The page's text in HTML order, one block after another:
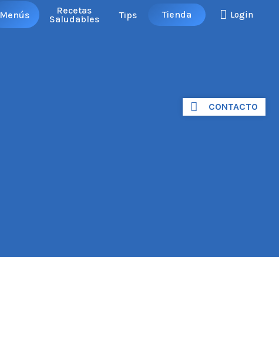
Menús Recetas
Saludables Tips Tienda Login
CONTACTO